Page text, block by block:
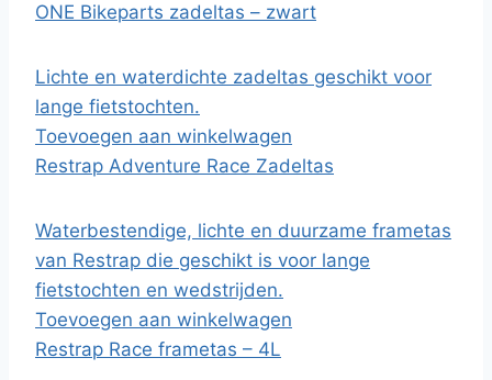
ONE Bikeparts zadeltas – zwart
Lichte en waterdichte zadeltas geschikt voor
lange fietstochten.
Toevoegen aan winkelwagen
Restrap Adventure Race Zadeltas
Waterbestendige, lichte en duurzame frametas
van Restrap die geschikt is voor lange
fietstochten en wedstrijden.
Toevoegen aan winkelwagen
Restrap Race frametas – 4L